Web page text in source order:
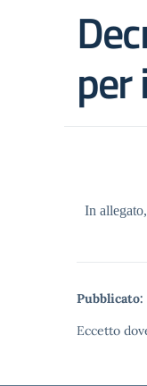
In
Pubblicato:
Eccetto